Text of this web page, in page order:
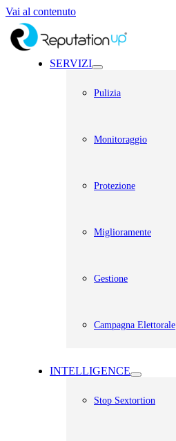
Vai al contenuto
SERVIZI
Pulizia
Monitoraggio
Protezione
Miglioramente
Gestione
Campagna Elettorale
INTELLIGENCE
Stop Sextortion